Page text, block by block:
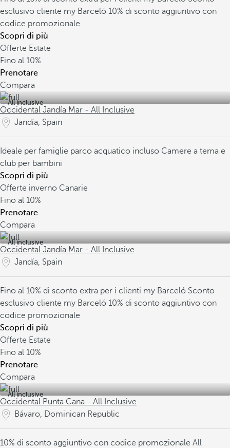
esclusivo cliente my Barceló 10% di sconto aggiuntivo con
codice promozionale
Scopri di più
Offerte Estate
Fino al 10%
Prenotare
Compara
All inclusive
Occidental Jandía Mar - All Inclusive
Jandía, Spain
Ideale per famiglie parco acquatico incluso Camere a tema e
club per bambini
Scopri di più
Offerte inverno Canarie
Fino al 10%
Prenotare
Compara
All inclusive
Occidental Jandía Mar - All Inclusive
Jandía, Spain
Fino al 10% di sconto extra per i clienti my Barceló Sconto
esclusivo cliente my Barceló 10% di sconto aggiuntivo con
codice promozionale
Scopri di più
Offerte Estate
Fino al 10%
Prenotare
Compara
All inclusive
Occidental Punta Cana - All Inclusive
Bávaro, Dominican Republic
10% di sconto aggiuntivo con codice promozionale All